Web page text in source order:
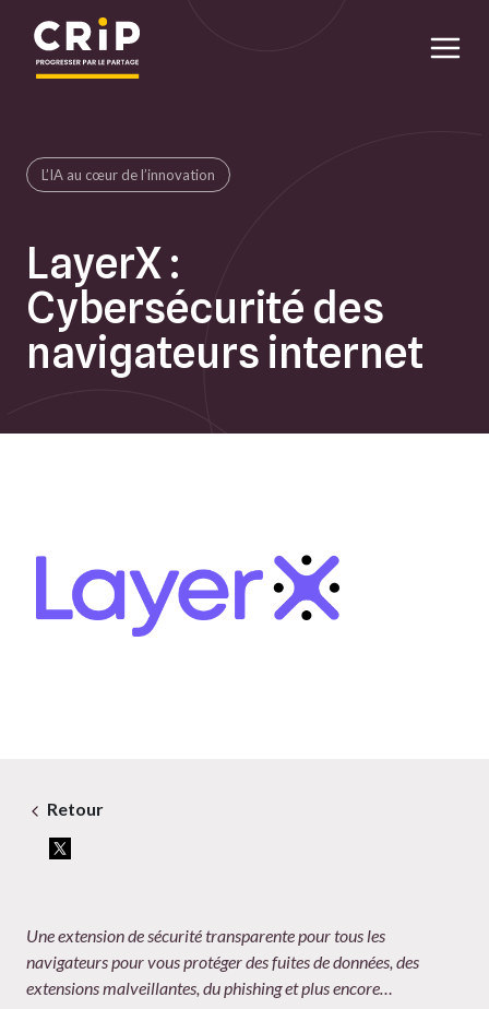
L’IA au cœur de l’innovation
LayerX :
Cybersécurité des
navigateurs internet
Retour
Une extension de sécurité transparente pour tous les
navigateurs pour vous protéger des fuites de données, des
extensions malveillantes, du phishing et plus encore…